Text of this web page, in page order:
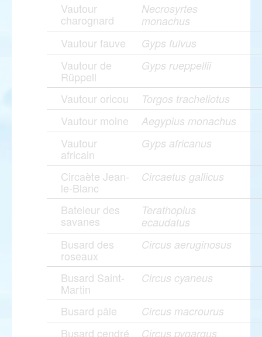
Vautour
charognard
Necrosyrtes
monachus
Vautour fauve Gyps fulvus
Vautour de
Rüppell
Gyps rueppellii
Vautour oricou Torgos tracheliotus
Vautour moine Aegypius monachus
Vautour
africain
Gyps africanus
Circaète Jean-
le-Blanc
Circaetus gallicus
Bateleur des
savanes
Terathopius
ecaudatus
Busard des
roseaux
Circus aeruginosus
Busard Saint-
Martin
Circus cyaneus
Busard pâle Circus macrourus
Busard cendré Circus pygargus